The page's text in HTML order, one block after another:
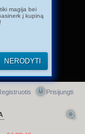
Prisijungti
magija bei
į kupiną
NERODYTI